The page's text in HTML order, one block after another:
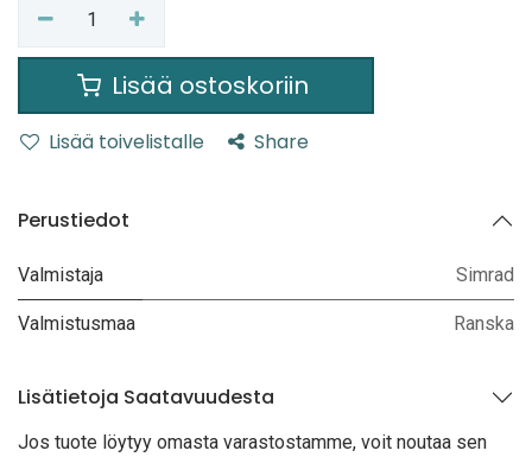
Lisää ostoskoriin
Lisää toivelistalle Share
Perustiedot
Valmistaja Simrad
Valmistusmaa Ranska
Lisätietoja Saatavuudesta
Jos tuote löytyy omasta varastostamme, voit noutaa sen